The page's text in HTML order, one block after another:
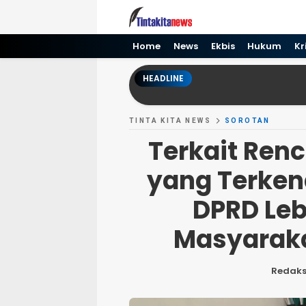
Tinta kita News
Informasi Terkini
Home News Ekbis Hukum
HEADLINE
TINTA KITA NEWS SOROTAN
Terkait
yang
DPRD